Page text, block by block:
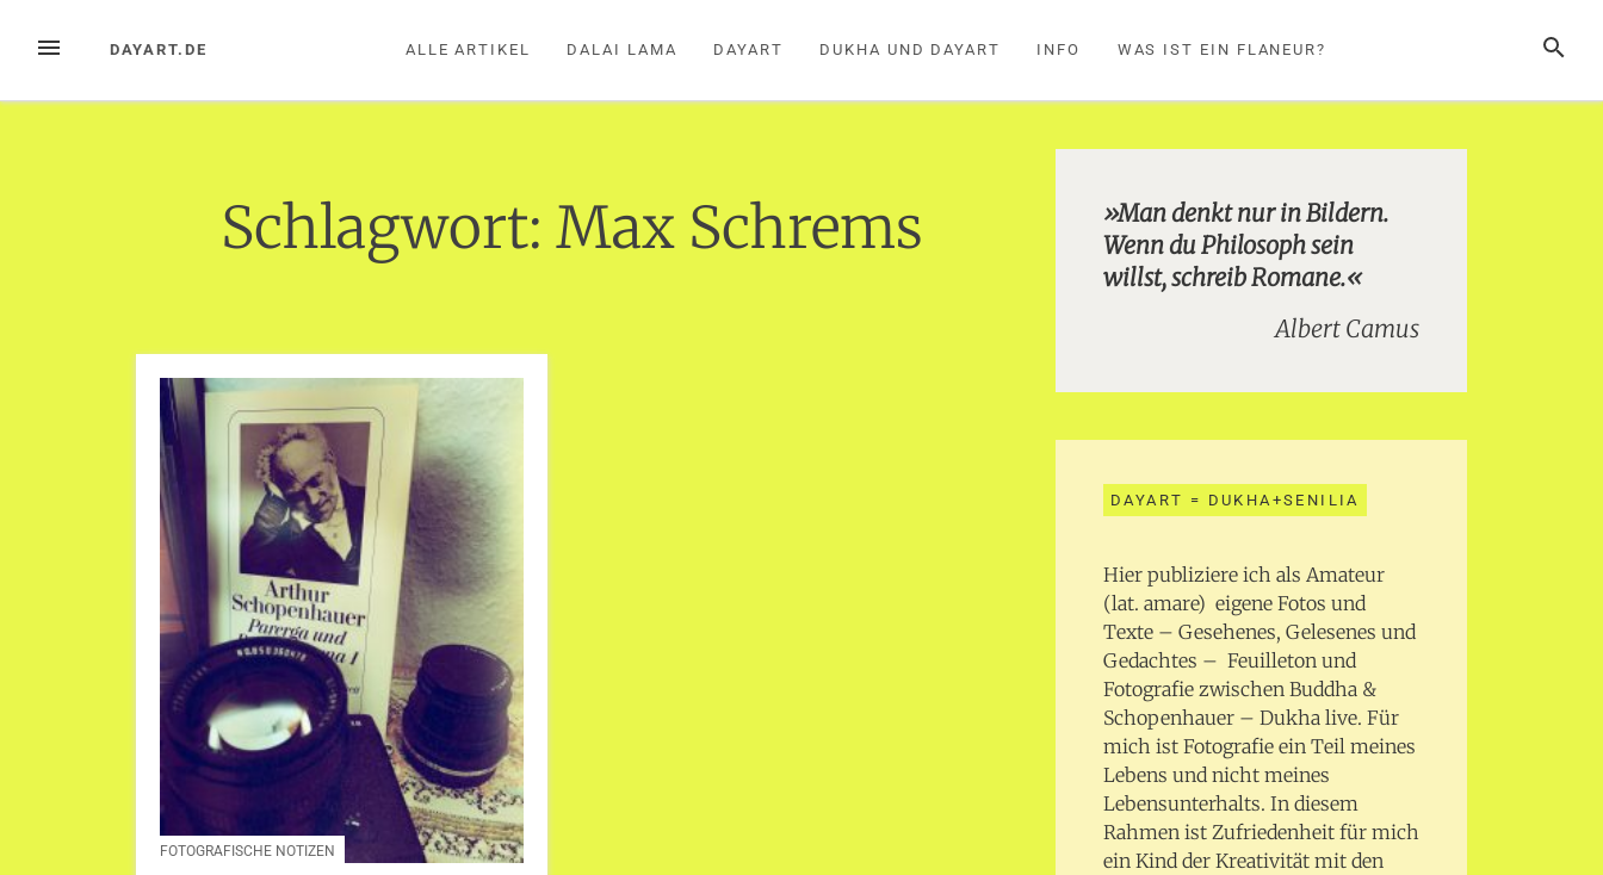
InhaltMENÜ SUCHE
DAYART.DE ALLE ARTIKEL DALAI LAMA DAYART DUKHA UND DAYART INFO WAS IST EIN FLANEUR?
Schlagwort: Max Schrems
FOTOGRAFISCHE NOTIZEN
»Man denkt nur in Bildern.
Wenn du Philosoph sein
willst, schreib Romane.«
Albert Camus
DAYART = DUKHA+SENILIA
Hier publiziere ich als Amateur
(lat. amare) eigene Fotos und
Texte – Gesehenes, Gelesenes und
Gedachtes – Feuilleton und
Fotografie zwischen Buddha &
Schopenhauer – Dukha live. Für
mich ist Fotografie ein Teil meines
Lebens und nicht meines
Lebensunterhalts. In diesem
Rahmen ist Zufriedenheit für mich
ein Kind der Kreativität mit den